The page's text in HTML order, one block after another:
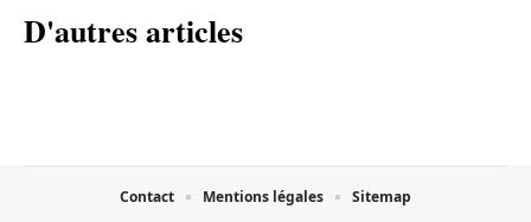
D'autres articles
Contact Mentions légales Sitemap